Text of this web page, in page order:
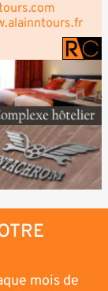
mois de